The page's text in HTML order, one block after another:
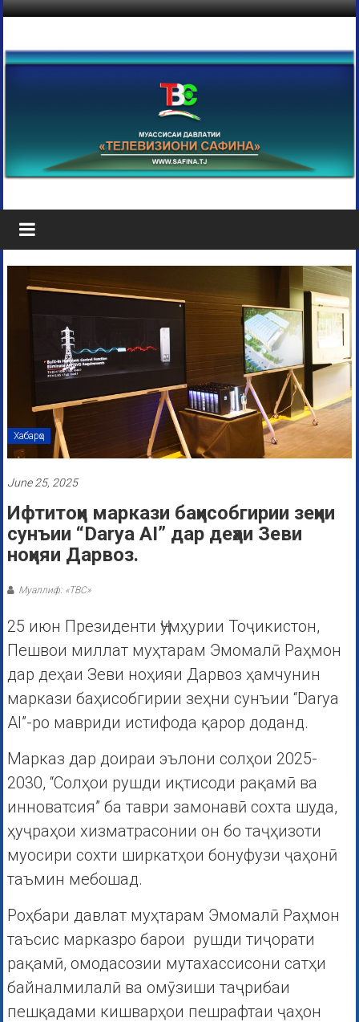
Хабарҳо
June 25, 2025
Ифтитоҳи маркази баҳисобгирии зеҳни
сунъии “Darya AI” дар деҳаи Зеви
ноҳияи Дарвоз.
Муаллиф: «ТВС»
25 июн Президенти Ҷумҳурии Тоҷикистон,
Пешвои миллат муҳтарам Эмомалӣ Раҳмон
дар деҳаи Зеви ноҳияи Дарвоз ҳамчунин
маркази баҳисобгирии зеҳни сунъии “Darya
AI”-ро мавриди истифода қарор доданд.
Марказ дар доираи эълони солҳои 2025-
2030, “Солҳои рушди иқтисоди рақамӣ ва
инноватсия” ба таври замонавӣ сохта шуда,
ҳуҷраҳои хизматрасонии он бо таҷҳизоти
муосири сохти ширкатҳои бонуфузи ҷаҳонӣ
таъмин мебошад.
Роҳбари давлат муҳтарам Эмомалӣ Раҳмон
таъсис марказро барои рушди тиҷорати
рақамӣ, омодасозии мутахассисони сатҳи
байналмилалӣ ва омӯзиши таҷрибаи
пешқадами кишварҳои пешрафтаи ҷаҳон